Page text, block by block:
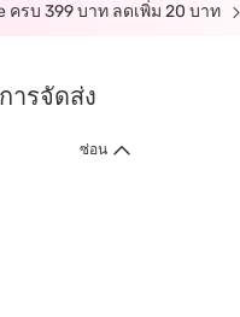
ครบ 399 บาท ลดเพิ่ม 20 บาท
ารจัดส่ง
ซ่อน